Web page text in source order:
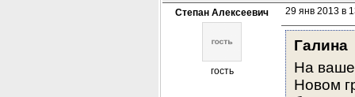
Степан Алексеевич
гость
29 янв 2013 в
Галина
На
Новом